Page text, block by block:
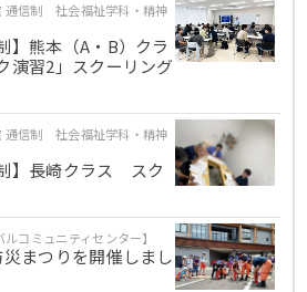
通信制 社会福祉学科・精神
】熊本（A・B）クラ
演習2」スクーリング
通信制 社会福祉学科・精神
】長崎クラス スク
コミュニティセンター】
災まつりを開催しまし